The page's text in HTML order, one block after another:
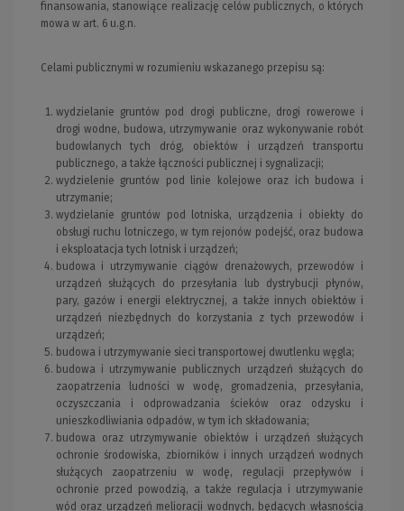
ﬁnansowania, stanowiące realizację celów publicznych, o których
mowa w art. 6 u.g.n.
Celami publicznymi w rozumieniu wskazanego przepisu są:
wydzielanie gruntów pod drogi publiczne, drogi rowerowe i
drogi wodne, budowa, utrzymywanie oraz wykonywanie robót
budowlanych tych dróg, obiektów i urządzeń transportu
publicznego, a także łączności publicznej i sygnalizacji;
wydzielenie gruntów pod linie kolejowe oraz ich budowa i
utrzymanie;
wydzielanie gruntów pod lotniska, urządzenia i obiekty do
obsługi ruchu lotniczego, w tym rejonów podejść, oraz budowa
i eksploatacja tych lotnisk i urządzeń;
budowa i utrzymywanie ciągów drenażowych, przewodów i
urządzeń służących do przesyłania lub dystrybucji płynów,
pary, gazów i energii elektrycznej, a także innych obiektów i
urządzeń niezbędnych do korzystania z tych przewodów i
urządzeń;
budowa i utrzymywanie sieci transportowej dwutlenku węgla;
budowa i utrzymywanie publicznych urządzeń służących do
zaopatrzenia ludności w wodę, gromadzenia, przesyłania,
oczyszczania i odprowadzania ścieków oraz odzysku i
unieszkodliwiania odpadów, w tym ich składowania;
budowa oraz utrzymywanie obiektów i urządzeń służących
ochronie środowiska, zbiorników i innych urządzeń wodnych
służących zaopatrzeniu w wodę, regulacji przepływów i
ochronie przed powodzią, a także regulacja i utrzymywanie
wód oraz urządzeń melioracji wodnych, będących własnością